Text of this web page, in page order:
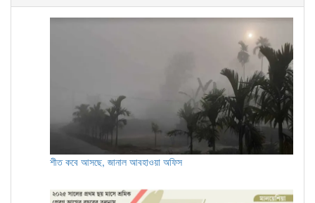
শীত কবে আসছে, জানাল আবহাওয়া অফিস